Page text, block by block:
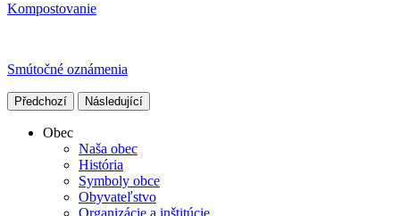
Kompostovanie
Smútočné oznámenia
Předchozí Následující
Obec
Naša obec
História
Symboly obce
Obyvateľstvo
Organizácie a inštitúcie